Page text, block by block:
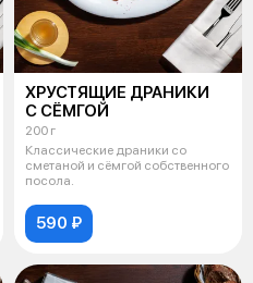
ХРУСТЯЩИЕ ДРАНИКИ
С СЁМГОЙ
200 г
Классические драники со
сметаной и сёмгой собственного
посола.
590 ₽